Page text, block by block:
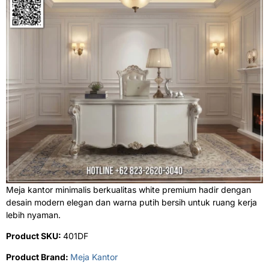
Meja kantor minimalis berkualitas white premium hadir dengan
desain modern elegan dan warna putih bersih untuk ruang kerja
lebih nyaman.
Product SKU: 401DF
Product Brand: Meja Kantor